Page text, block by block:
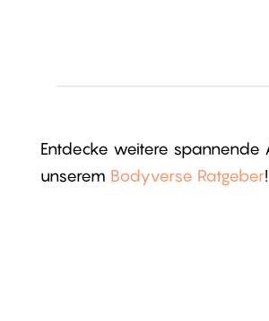
Entdecke weitere spannende
unserem Bodyverse Ratgeber!